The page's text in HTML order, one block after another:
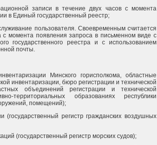
записи в течение двух часов с момента
в Единый государственный реестр;
пользователя. Своевременным считается
с момента появления запроса в письменном виде с
государственного реестра и с использованием
почты.
Минского горисполкома, областные
инвентаризации, бюро регистрации и технической
объединений регистрации и технической
территориальных образованиях республики
помещений);
(государственный регистр гражданских воздушных
(государственный регистр морских судов);